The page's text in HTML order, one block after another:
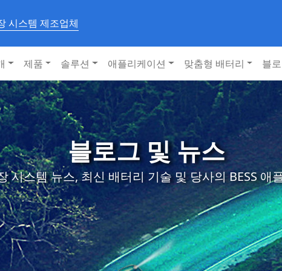
시스템 제조업체
제품 솔루션 애플리케이션 맞춤형 배터리 블
블로그 및 뉴스
시스템 뉴스, 최신 배터리 기술 및 당사의 BESS 애